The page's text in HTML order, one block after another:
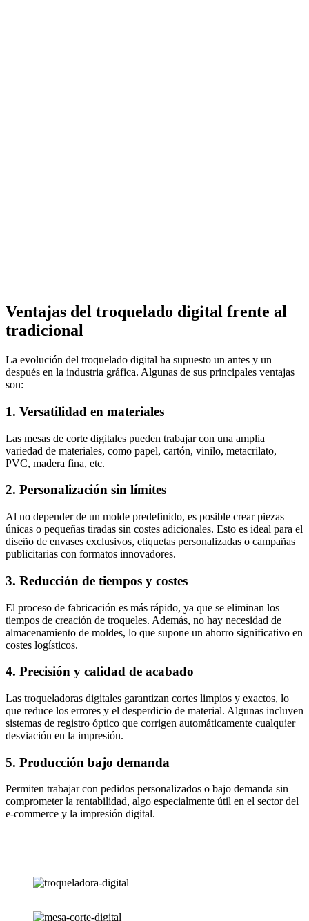
Ventajas del troquelado digital frente al
tradicional
La evolución del troquelado digital ha supuesto un antes y un
después en la industria gráfica. Algunas de sus principales ventajas
son:
1. Versatilidad en materiales
Las mesas de corte digitales pueden trabajar con una amplia
variedad de materiales, como papel, cartón, vinilo, metacrilato,
PVC, madera fina, etc.
2. Personalización sin límites
Al no depender de un molde predefinido, es posible crear piezas
únicas o pequeñas tiradas sin costes adicionales. Esto es ideal para el
diseño de envases exclusivos, etiquetas personalizadas o campañas
publicitarias con formatos innovadores.
3. Reducción de tiempos y costes
El proceso de fabricación es más rápido, ya que se eliminan los
tiempos de creación de troqueles. Además, no hay necesidad de
almacenamiento de moldes, lo que supone un ahorro significativo en
costes logísticos.
4. Precisión y calidad de acabado
Las troqueladoras digitales garantizan cortes limpios y exactos, lo
que reduce los errores y el desperdicio de material. Algunas incluyen
sistemas de registro óptico que corrigen automáticamente cualquier
desviación en la impresión.
5. Producción bajo demanda
Permiten trabajar con pedidos personalizados o bajo demanda sin
comprometer la rentabilidad, algo especialmente útil en el sector del
e-commerce y la impresión digital.